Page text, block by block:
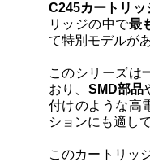
サポート
お問合せ
C245カートリッ
リッジの中で最
て特別モデルが
このシリーズは
おり、 SMD部品
付けのような高
ションにも適し
このカートリッ